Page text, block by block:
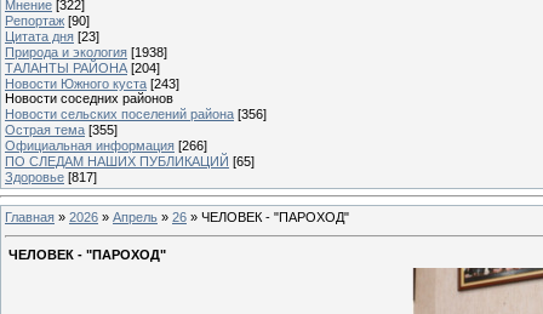
Мнение [322]
Репортаж [90]
Цитата дня [23]
Природа и экология [1938]
ТАЛАНТЫ РАЙОНА [204]
Новости Южного куста [243]
Новости соседних районов
Новости сельских поселений района [356]
Острая тема [355]
Официальная информация [266]
ПО СЛЕДАМ НАШИХ ПУБЛИКАЦИЙ [65]
Здоровье [817]
Главная » 2026 » Апрель » 26 » ЧЕЛОВЕК - "ПАРОХОД"
ЧЕЛОВЕК - "ПАРОХОД"